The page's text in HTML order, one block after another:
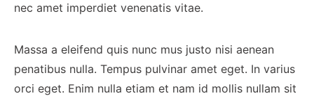
nec amet imperdiet venenatis vitae.
Massa a eleifend quis nunc mus justo nisi aenean
penatibus nulla. Tempus pulvinar amet eget. In varius
orci eget. Enim nulla etiam et nam id mollis nullam sit